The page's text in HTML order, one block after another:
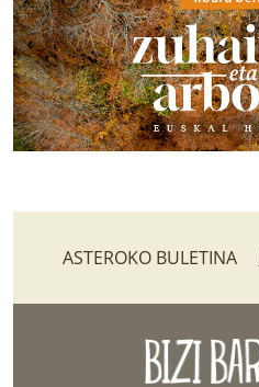
ASTEROKO BULETINA